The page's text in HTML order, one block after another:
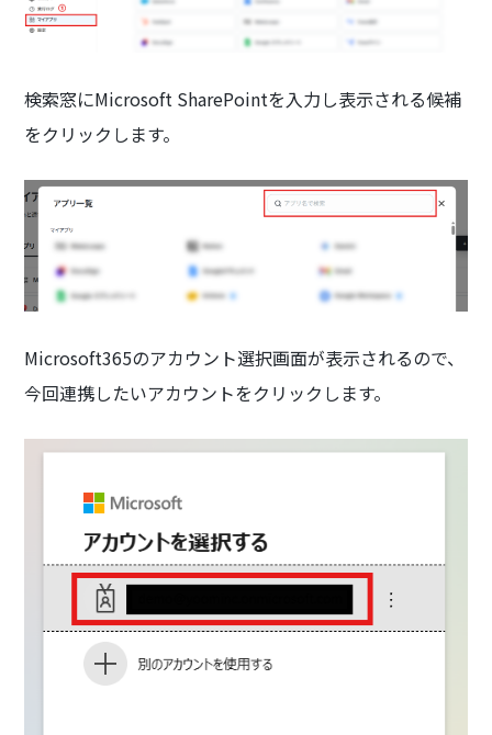
検索窓にMicrosoft SharePointを入力し表示される候補
をクリックします。
Microsoft365のアカウント選択画面が表示されるので、
今回連携したいアカウントをクリックします。